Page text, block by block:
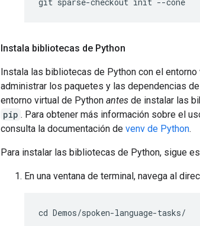
Instala bibliotecas de Python
Instala las bibliotecas de Python con el entorno
administrar los paquetes y las dependencias
entorno virtual de Python antes de instalar las
pip . Para obtener más información sobre el
consulta la documentación de venv de Python.
Para instalar las bibliotecas de Python, sigue
En una ventana de terminal, navega al